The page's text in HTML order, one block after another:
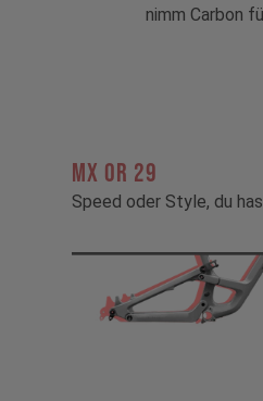
nimm Carbon
MX OR 29
Speed oder Style, du